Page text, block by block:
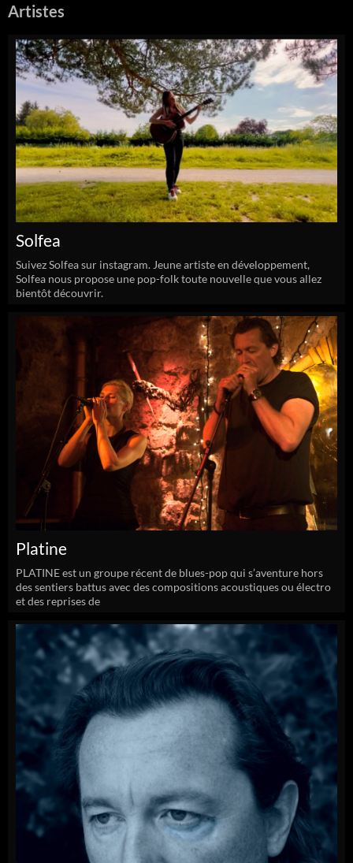
Artistes
Solfea
Suivez Solfea sur instagram. Jeune artiste en développement,
Solfea nous propose une pop-folk toute nouvelle que vous allez
bientôt découvrir.
Platine
PLATINE est un groupe récent de blues-pop qui s’aventure hors
des sentiers battus avec des compositions acoustiques ou électro
et des reprises de